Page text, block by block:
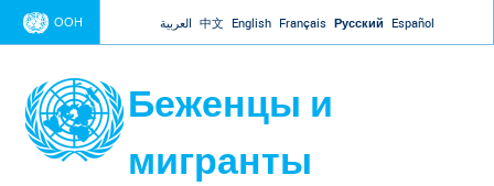
Jump to navigation
ООН العربية 中文 English Français Русский Español
Беженцы и
мигранты